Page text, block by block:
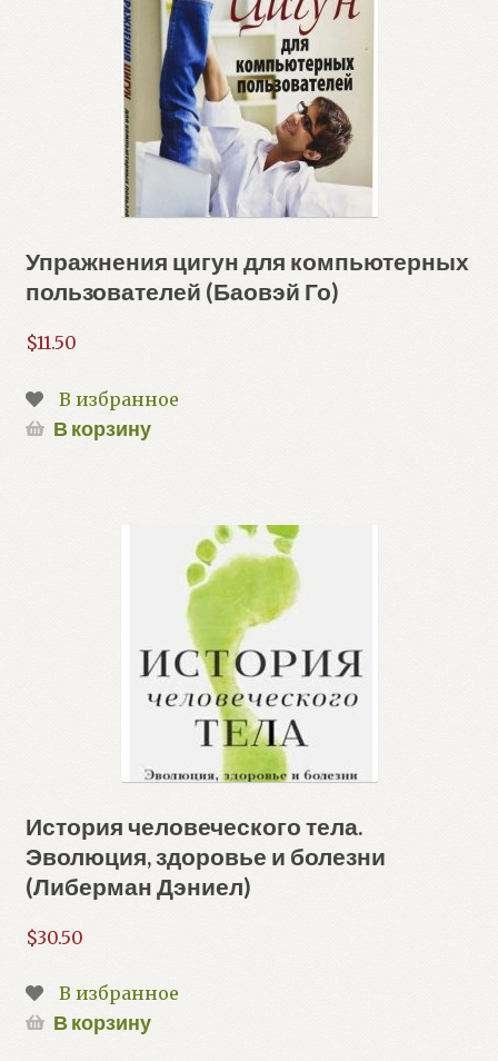
Упражнения цигун для компьютерных
пользователей (Баовэй Го)
$11.50
В избранное
В корзину
История человеческого тела.
Эволюция, здоровье и болезни
(Либерман Дэниел)
$30.50
В избранное
В корзину